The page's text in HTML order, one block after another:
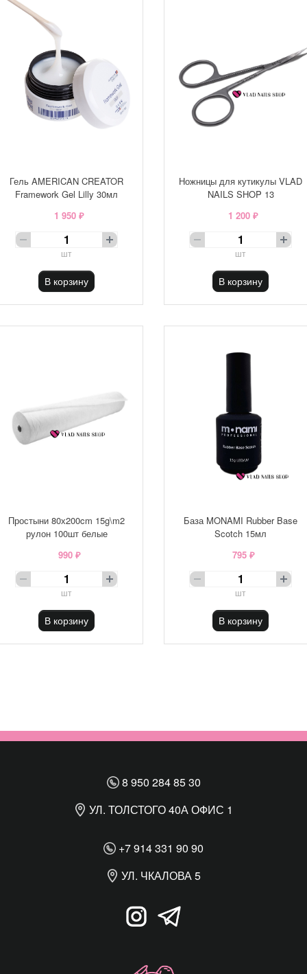
Гель AMERICAN CREATOR
Framework Gel Lilly 30мл
1 950 ₽
шт
В корзину
Ножницы для кутикулы VLAD
NAILS SHOP 13
1 200 ₽
шт
В корзину
Простыни 80х200cm 15g\m2
рулон 100шт белые
990 ₽
шт
В корзину
База MONAMI Rubber Base
Scotch 15мл
795 ₽
шт
В корзину
8 950 284 85 30
УЛ. ТОЛСТОГО 40А ОФИС 1
+7 914 331 90 90
УЛ. ЧКАЛОВА 5